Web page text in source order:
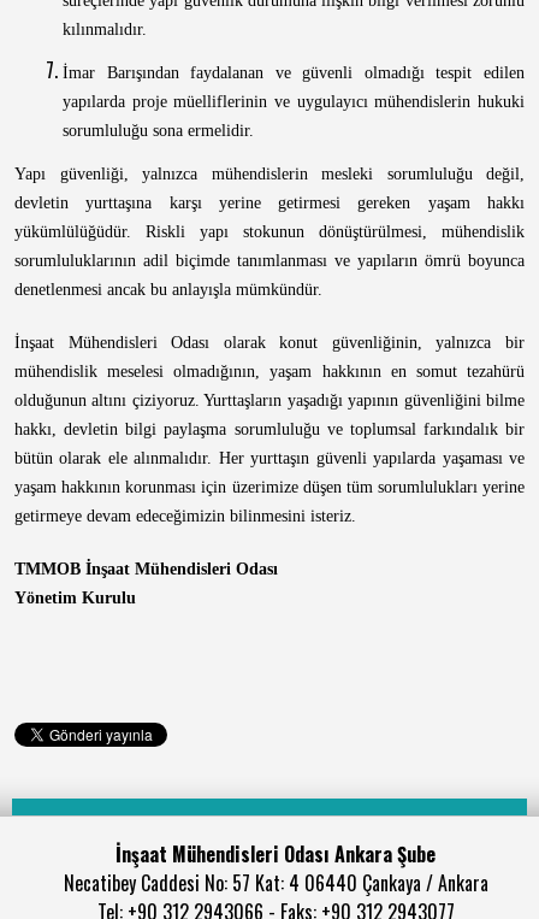
kılınmalıdır.
İmar Barışından faydalanan ve güvenli olmadığı tespit edilen
yapılarda proje müelliflerinin ve uygulayıcı mühendislerin hukuki
sorumluluğu sona ermelidir.
Yapı güvenliği, yalnızca mühendislerin mesleki sorumluluğu değil,
devletin yurttaşına karşı yerine getirmesi gereken yaşam hakkı
yükümlülüğüdür. Riskli yapı stokunun dönüştürülmesi, mühendislik
sorumluluklarının adil biçimde tanımlanması ve yapıların ömrü boyunca
denetlenmesi ancak bu anlayışla mümkündür.
İnşaat Mühendisleri Odası olarak konut güvenliğinin, yalnızca bir
mühendislik meselesi olmadığının, yaşam hakkının en somut tezahürü
olduğunun altını çiziyoruz. Yurttaşların yaşadığı yapının güvenliğini bilme
hakkı, devletin bilgi paylaşma sorumluluğu ve toplumsal farkındalık bir
bütün olarak ele alınmalıdır. Her yurttaşın güvenli yapılarda yaşaması ve
yaşam hakkının korunması için üzerimize düşen tüm sorumlulukları yerine
getirmeye devam edeceğimizin bilinmesini isteriz.
TMMOB İnşaat Mühendisleri Odası
Yönetim Kurulu
İnşaat Mühendisleri Odası Ankara Şube
Necatibey Caddesi No: 57 Kat: 4 06440 Çankaya / Ankara
Tel: +90 312 2943066 - Faks: +90 312 2943077